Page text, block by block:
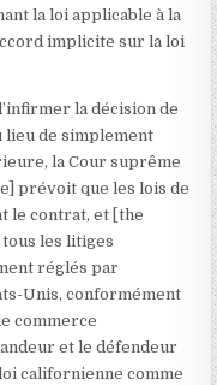
la loi applicable à la
implicite sur la loi
la décision de
lieu de simplement
la Cour suprême
prévoit que les lois de
le contrat, et [the
les litiges
réglés par
Unis, conformément
commerce
et le défendeur
californienne comme